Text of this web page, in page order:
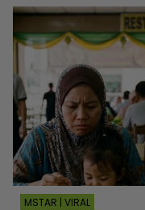
MSTAR | VIRAL